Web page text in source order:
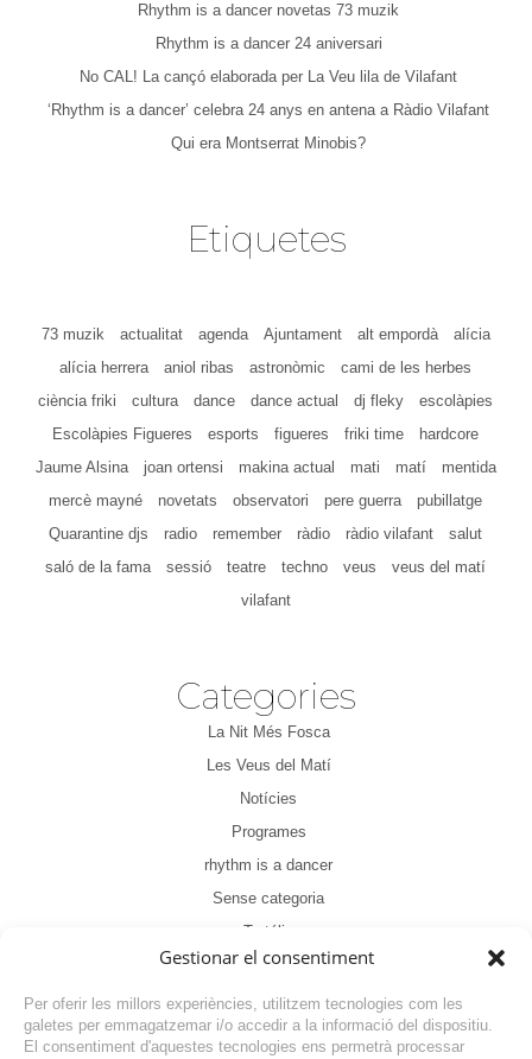
Gestionar el consentiment
Per oferir les millors experiències, utilitzem tecnologies com les
galetes per emmagatzemar i/o accedir a la informació del dispositiu.
El consentiment d'aquestes tecnologies ens permetrà processar
Rhythm is a dancer novetas 73 muzik
Rhythm is a dancer 24 aniversari
No CAL! La cançó elaborada per La Veu lila de Vilafant
‘Rhythm is a dancer’ celebra 24 anys en antena a Ràdio Vilafant
Qui era Montserrat Minobis?
Etiquetes
73 muzik actualitat agenda Ajuntament alt empordà
alícia
alícia herrera
aniol ribas astronòmic
cami de les herbes
ciència friki
cultura dance dance actual dj fleky
escolàpies
Escolàpies Figueres
esports figueres friki time
hardcore
Jaume Alsina
joan ortensi makina actual mati matí
mentida
mercè mayné
novetats observatori pere guerra
pubillatge
Quarantine djs
radio remember ràdio ràdio vilafant
salut
saló de la fama
sessió teatre techno veus
veus del matí
vilafant
Categories
La Nit Més Fosca
Les Veus del Matí
Notícies
Programes
rhythm is a dancer
Sense categoria
Tertúlia